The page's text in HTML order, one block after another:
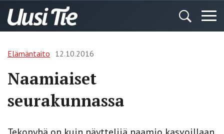
Elämäntaito 12.10.2016
Naamiaiset
seurakunnassa